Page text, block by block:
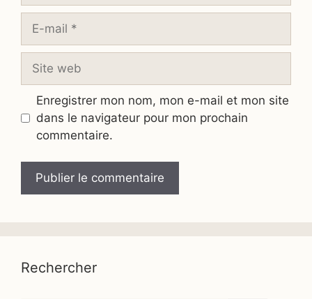
mail
web
Enregistrer mon nom, mon e-mail et mon site
dans le navigateur pour mon prochain
commentaire.
Rechercher